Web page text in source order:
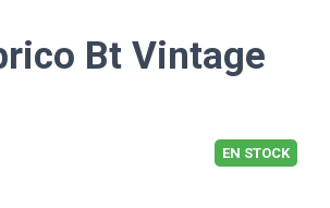
Bt Vintage
EN STOCK